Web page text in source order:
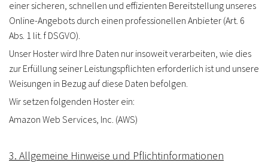
einer sicheren, schnellen und effizienten Bereitstellung unseres
Online-Angebots durch einen professionellen Anbieter (Art. 6
Abs. 1 lit. f DSGVO).
Unser Hoster wird Ihre Daten nur insoweit verarbeiten, wie dies
zur Erfüllung seiner Leistungspflichten erforderlich ist und unsere
Weisungen in Bezug auf diese Daten befolgen.
Wir setzen folgenden Hoster ein:
Amazon Web Services, Inc. (AWS)
3. Allgemeine Hinweise und Pflicht­informationen